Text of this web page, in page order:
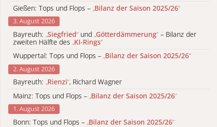
Gießen: Tops und Flops – „Bilanz der Saison 2025/26“
3. August 2026
Bayreuth: „Siegfried“ und „Götterdämmerung“ – Bilanz der
zweiten Hälfte des „KI-Rings“
Wuppertal: Tops und Flops – „Bilanz der Saison 2025/26“
2. August 2026
Bayreuth: „Rienzi“, Richard Wagner
Mainz: Tops und Flops – „Bilanz der Saison 2025/26“
1. August 2026
Bonn: Tops und Flops – „Bilanz der Saison 2025/26“